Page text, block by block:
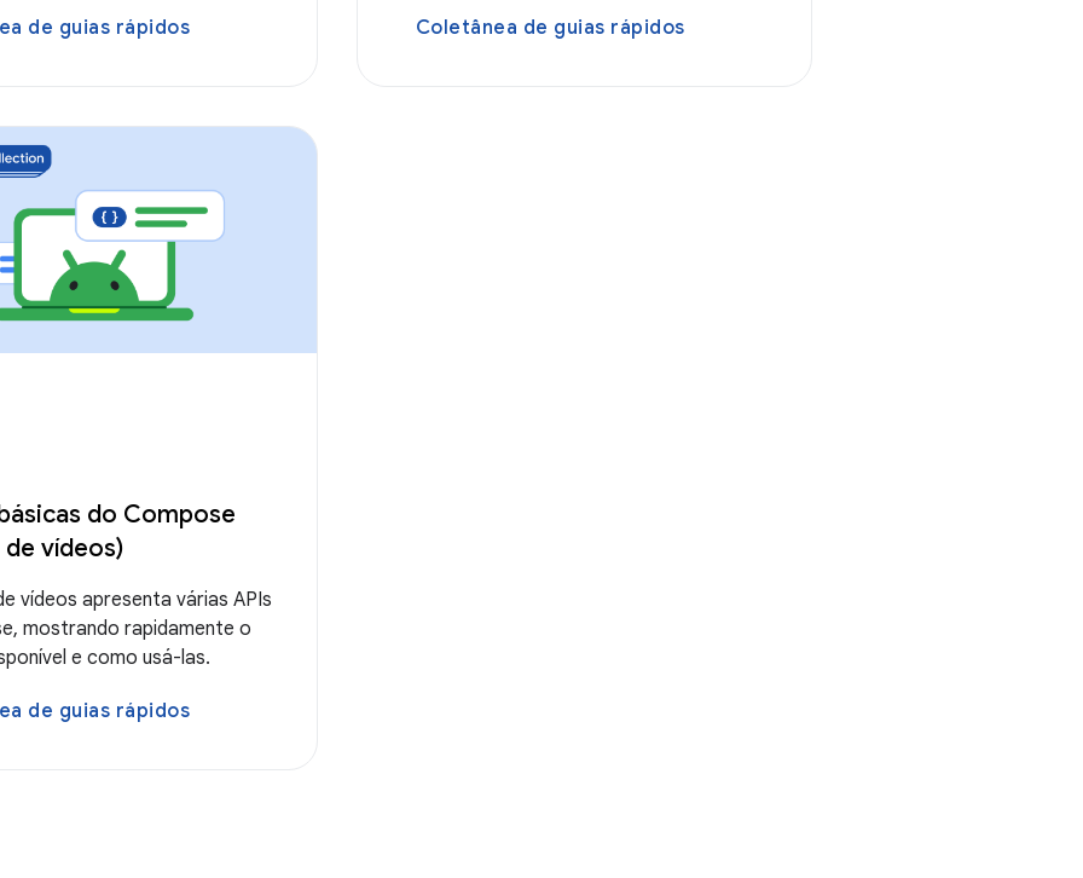
de guias rápidos Coletânea de guias rápidos
do Compose
vídeos)
vídeos apresenta várias APIs
mostrando rapidamente o
e como usá-las.
de guias rápidos